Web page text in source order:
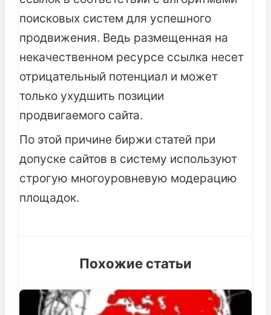
поисковых систем для успешного
продвижения. Ведь размещенная на
некачественном ресурсе ссылка несет
отрицательный потенциал и может
только ухудшить позиции
продвигаемого сайта.
По этой причине биржи статей при
допуске сайтов в систему используют
строгую многоуровневую модерацию
площадок.
Похожие статьи